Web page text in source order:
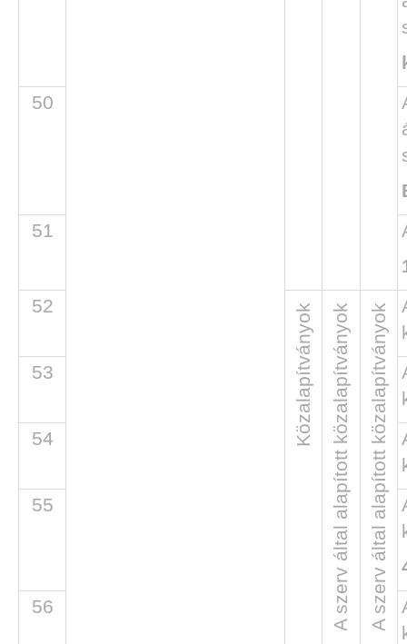
50
51
52
KözalapítványokA szerv által alapított közalapítványokA szerv által alapított közalapítványok
53
54
55
56